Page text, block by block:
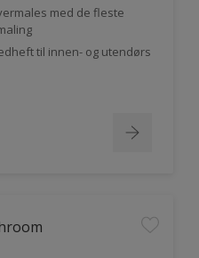
med de fleste
til innen- og utendørs